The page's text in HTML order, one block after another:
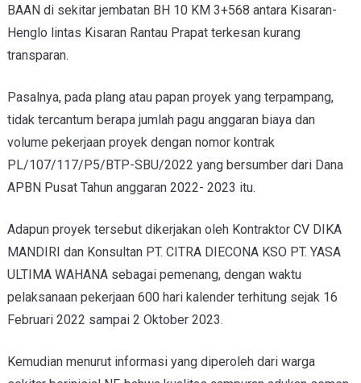
BAAN di sekitar jembatan BH 10 KM 3+568 antara Kisaran-
Henglo lintas Kisaran Rantau Prapat terkesan kurang
transparan.
Pasalnya, pada plang atau papan proyek yang terpampang,
tidak tercantum berapa jumlah pagu anggaran biaya dan
volume pekerjaan proyek dengan nomor kontrak
PL/107/117/P5/BTP-SBU/2022 yang bersumber dari Dana
APBN Pusat Tahun anggaran 2022- 2023 itu.
Adapun proyek tersebut dikerjakan oleh Kontraktor CV DIKA
MANDIRI dan Konsultan PT. CITRA DIECONA KSO PT. YASA
ULTIMA WAHANA sebagai pemenang, dengan waktu
pelaksanaan pekerjaan 600 hari kalender terhitung sejak 16
Februari 2022 sampai 2 Oktober 2023.
Kemudian menurut informasi yang diperoleh dari warga